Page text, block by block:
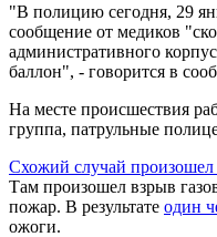
"В полицию сегодня, 29
сообщение от медиков
административного
баллон", - говорится в
На месте происшествия
группа, патрульные
Схожий случай произошел
Там произошел взрыв
пожар. В результате один
ожоги.